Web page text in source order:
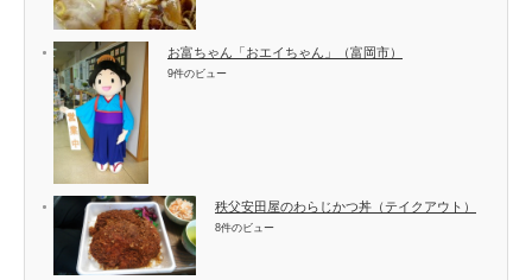
お富ちゃん「おエイちゃん」（富岡市）
9件のビュー
秩父安田屋のわらじかつ丼（テイクアウト）
8件のビュー